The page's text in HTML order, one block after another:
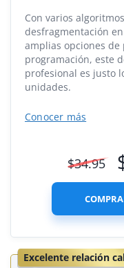
Con varios
desfragmentación
amplias opciones de
programación, este
profesional es justo
unidades.
Conocer más
$34.95
Excelente relación